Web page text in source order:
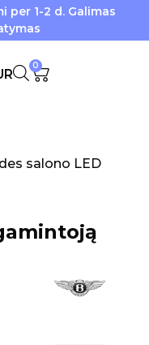
per 1-2 d. Galimas
0
salono LED